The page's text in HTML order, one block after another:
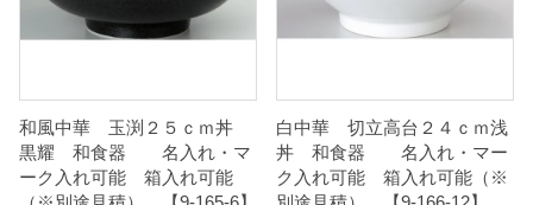
【
9
和風中華 玉渕２５ｃｍ丼
黒耀 和食器 名入れ・マ
ーク入れ可能 箱入れ可能
白中華 切立高台２４ｃｍ浅
丼 和食器 名入れ・マー
ク入れ可能 箱入れ可能（※